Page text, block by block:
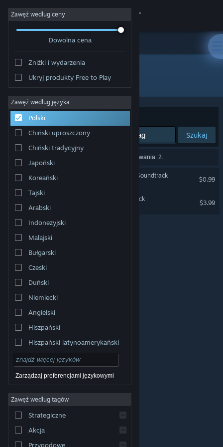
Zaloguj się
Społeczność
Informacje
Wsparcie
Zmień język
Pobierz aplikację mobilną Steam
Wersja przeglądarkowa
© Valve Corporation. Wszelkie prawa zastrzeżone.
właścicieli w Stanach Zjednoczonych i innych krajach.
dostępu
Umowa użytkownika Steam
pieniędzy |Ciasteczka
Zawęź według ceny
Dowolna cena
Zniżki i wydarzenia
Ukryj produkty Free to Play
Zawęź według języka
Polski
Chiński uproszczony
Chiński tradycyjny
Japoński
Koreański
Tajski
Arabski
Indonezyjski
Malajski
Bułgarski
Czeski
Duński
Niemiecki
Angielski
Hiszpański
Hiszpański latynoamerykański
Zarządzaj preferencjami językowymi
Zawęź według tagów
Strategiczne
Akcja
Przygodowe
Producent: Tom Stoffel
Sortuj według:
Szukaj
Liczba wyników pasujących do twojego wyszukiwania: 2.
Blade Symphony Original Soundtrack
$0.99
Galacide Original Soundtrack
$3.99